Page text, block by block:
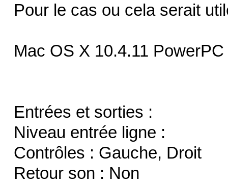
Pour le cas ou cela serait
Mac OS X 10.4.11 PowerPC
Entrées et sorties :
Niveau entrée ligne :
Contrôles : Gauche, Droit
Retour son : Non